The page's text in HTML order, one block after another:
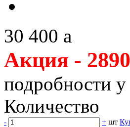
30 400 a
Акция -
подробности
Количество
- + шт